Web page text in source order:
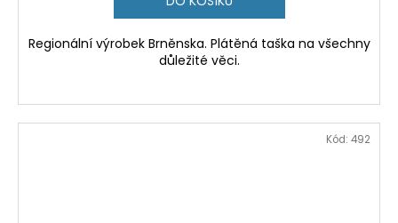
Regionální výrobek Brněnska. Plátěná taška na všechny
důležité věci.
Kód: 492